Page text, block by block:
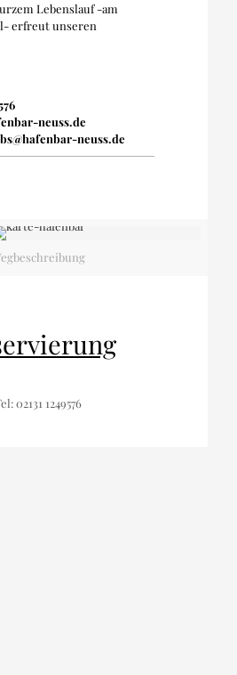
Lebenslauf -am
erfreut unseren
neuss.de
neuss.de
02131 1249576